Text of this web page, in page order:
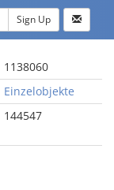
Sign Up
1138060
Einzelobjekte
144547